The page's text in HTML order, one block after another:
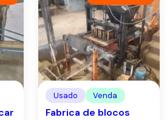
Usado Venda
Fabrica de blocos